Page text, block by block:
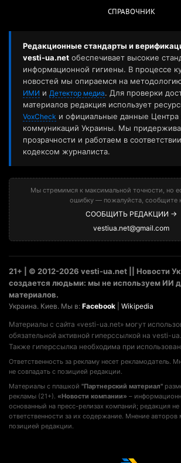
СПРАВОЧНИК
Редакционные стандарты и
vesti-ua.net обеспечивает высокие
информационной гигиены. В процессе
новостей мы опираемся на
ИМИ и Детектор медиа. Для проверки
материалов редакция использует
VoxCheck и официальные данные Центра
коммуникаций Украины. Мы
прозрачности и работаем в
кодексом журналиста.
Мы стремимся к максимальной точности, но
ошибку — пожалуйста, сообщите
СООБЩИТЬ РЕДАКЦИИ →
vestiua.net@gmail.com
21+ | © 2012-2026 vesti-ua.net || Новости
создается людьми: мы не используем ИИ
материалов.
Украина. Киев. Мы в: Facebook Wikipedia
Материалы с сайта «vesti-ua.net» могут
обязательной активной гиперссылкой на vesti-
Также гиперссылка необходима при
Ответственность за рекламу несет рекламодатель.
не совпадать с позицией редакции.
Материалы с плашкой "Партнерский материал"
рекламы (21+). «Новости компании» –
основанный на пресс-релизах компаний; редакция не
ответственности за их содержание. Мнение авторов
позицией редакции.